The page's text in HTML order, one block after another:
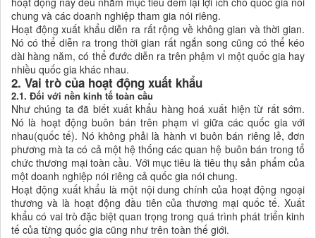
chung và các doanh nghiệp tham gia nói riêng.
Hoạt động xuất khẩu diễn ra rất rộng về không gian và thời gian.
Nó có thể diễn ra trong thời gian rất ngắn song cũng có thể kéo
dài hàng năm, có thể đước diễn ra trên phậm vi một quốc gia hay
nhiều quốc gia khác nhau.
2. Vai trò của hoạt động xuất khẩu
2.1. Đối với nền kinh tế toàn cầu
Như chúng ta đã biết xuất khẩu hàng hoá xuất hiện từ rất sớm.
Nó là hoạt động buôn bán trên phạm vi giữa các quốc gia với
nhau(quốc tế). Nó không phải là hành vi buôn bán riêng lẻ, đơn
phương mà ta có cả một hệ thống các quan hệ buôn bán trong tổ
chức thương mại toàn cầu. Với mục tiêu là tiêu thụ sản phẩm của
một doanh nghiệp nói riêng cả quốc gia nói chung.
Hoạt động xuất khẩu là một nội dung chính của hoạt động ngoại
thương và là hoạt động đầu tiên của thương mại quốc tế. Xuất
khẩu có vai trò đặc biệt quan trọng trong quá trình phát triển kinh
tế của từng quốc gia cũng như trên toàn thế giới.